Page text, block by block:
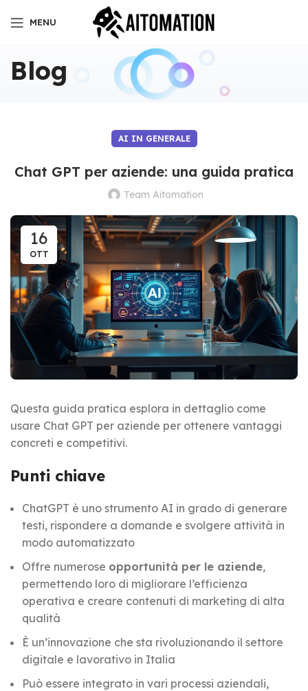
MENU
Blog
AI IN GENERALE
Chat GPT per aziende: una guida pratica
Team Aitomation
16
OTT
Questa guida pratica esplora in dettaglio come
usare Chat GPT per aziende per ottenere vantaggi
concreti e competitivi.
Punti chiave
ChatGPT è uno strumento AI in grado di generare
testi, rispondere a domande e svolgere attività in
modo automatizzato
Offre numerose opportunità per le aziende,
permettendo loro di migliorare l’efficienza
operativa e creare contenuti di marketing di alta
qualità
È un’innovazione che sta rivoluzionando il settore
digitale e lavorativo in Italia
Può essere integrato in vari processi aziendali,